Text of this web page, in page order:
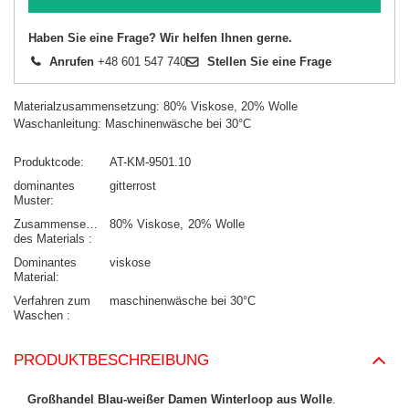
Haben Sie eine Frage? Wir helfen Ihnen gerne.
Anrufen +48 601 547 740 Stellen Sie eine Frage
Materialzusammensetzung: 80% Viskose, 20% Wolle
Waschanleitung: Maschinenwäsche bei 30°C
Produktcode
AT-KM-9501.10
dominantes
Muster
gitterrost
Zusammensetzung
des Materials
80% Viskose 20% Wolle
Dominantes
Material
viskose
Verfahren zum
Waschen
maschinenwäsche bei 30°C
PRODUKTBESCHREIBUNG
Großhandel Blau-weißer Damen Winterloop aus Wolle.